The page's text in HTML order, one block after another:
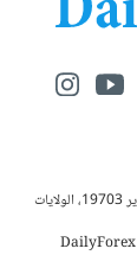
الجناح B، رقم 287، كليمنت، ديلاوير 19703، الولايات